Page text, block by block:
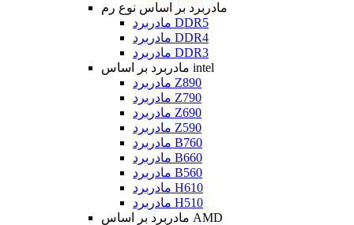
مادربرد بر اساس نوع رم
مادربرد DDR5
مادربرد DDR4
مادربرد DDR3
مادربرد بر اساس intel
مادربرد Z890
مادربرد Z790
مادربرد Z690
مادربرد Z590
مادربرد B760
مادربرد B660
مادربرد B560
مادربرد H610
مادربرد H510
مادربرد بر اساس AMD